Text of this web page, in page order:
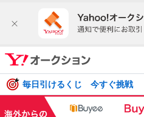
毎日引けるくじ 今すぐ挑戦